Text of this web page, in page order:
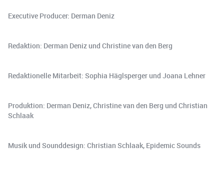
Executive Producer: Derman Deniz
Redaktion: Derman Deniz und Christine van den Berg
Redaktionelle Mitarbeit: Sophia Häglsperger und Joana Lehner
Produktion: Derman Deniz, Christine van den Berg und Christian
Schlaak
Musik und Sounddesign: Christian Schlaak, Epidemic Sounds